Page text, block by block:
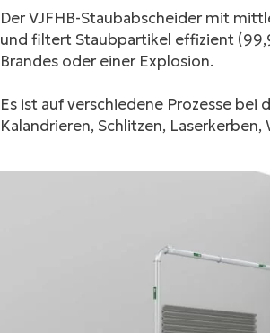
Der VJFHB-Staubabscheider mit
und filtert Staubpartikel effizient
Brandes oder einer Explosion.
Es ist auf verschiedene Prozesse
Kalandrieren, Schlitzen,